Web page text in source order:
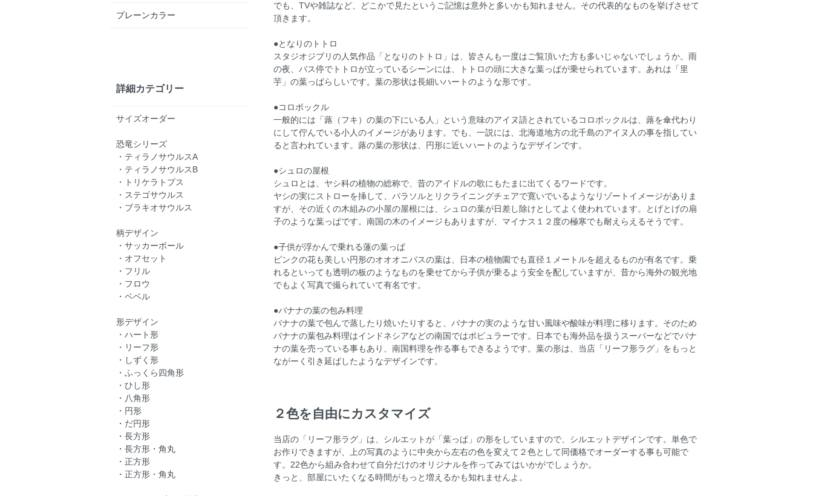
でも、TVや雑誌など、どこかで見たというご記憶は意外と多いかも知れません。その代表的なものを挙げさせて
頂きます。
●となりのトトロ
スタジオジブリの人気作品「となりのトトロ」は、皆さんも一度はご覧頂いた方も多いじゃないでしょうか。雨
の夜、バス停でトトロが立っているシーンには、トトロの頭に大きな葉っぱが乗せられています。あれは「里
芋」の葉っぱらしいです。葉の形状は長細いハートのような形です。
●コロボックル
一般的には「蕗（フキ）の葉の下にいる人」という意味のアイヌ語とされているコロボックルは、蕗を傘代わり
にして佇んでいる小人のイメージがあります。でも、一説には、北海道地方の北千島のアイヌ人の事を指してい
ると言われています。蕗の葉の形状は、円形に近いハートのようなデザインです。
●シュロの屋根
シュロとは、ヤシ科の植物の総称で、昔のアイドルの歌にもたまに出てくるワードです。
ヤシの実にストローを挿して、パラソルとリクライニングチェアで寛いでいるようなリゾートイメージがありま
すが、その近くの木組みの小屋の屋根には、シュロの葉が日差し除けとしてよく使われています。とげとげの扇
子のような葉っぱです。南国の木のイメージもありますが、マイナス１２度の極寒でも耐えらえるそうです。
●子供が浮かんで乗れる蓮の葉っぱ
ピンクの花も美しい円形のオオオニバスの葉は、日本の植物園でも直径１メートルを超えるものが有名です。乗
れるといっても透明の板のようなものを乗せてから子供が乗るよう安全を配していますが、昔から海外の観光地
でもよく写真で撮られていて有名です。
●バナナの葉の包み料理
バナナの葉で包んで蒸したり焼いたりすると、バナナの実のような甘い風味や酸味が料理に移ります。そのため
バナナの葉包み料理はインドネシアなどの南国ではポピュラーです。日本でも海外品を扱うスーパーなどでバナ
ナの葉を売っている事もあり、南国料理を作る事もできるようです。葉の形は、当店「リーフ形ラグ」をもっと
ながーく引き延ばしたようなデザインです。
２色を自由にカスタマイズ
当店の「リーフ形ラグ」は、シルエットが「葉っぱ」の形をしていますので、シルエットデザインです。単色で
お作りできますが、上の写真のように中央から左右の色を変えて２色として同価格でオーダーする事も可能で
す。22色から組み合わせて自分だけのオリジナルを作ってみてはいかがでしょうか。
きっと、部屋にいたくなる時間がもっと増えるかも知れませんよ。
プレーンカラー
詳細カテゴリー
サイズオーダー
恐竜シリーズ
・ティラノサウルスA
・ティラノサウルスB
・トリケラトプス
・ステゴサウルス
・ブラキオサウルス
柄デザイン
・サッカーボール
・オフセット
・フリル
・フロウ
・ベベル
形デザイン
・ハート形
・リーフ形
・しずく形
・ふっくら四角形
・ひし形
・八角形
・円形
・だ円形
・長方形
・長方形・角丸
・正方形
・正方形・角丸